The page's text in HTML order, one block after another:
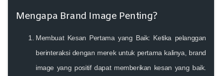
Mengapa Brand Image Penting?
Membuat Kesan Pertama yang Baik: Ketika pelanggan
berinteraksi dengan merek untuk pertama kalinya, brand
image yang positif dapat memberikan kesan yang baik.